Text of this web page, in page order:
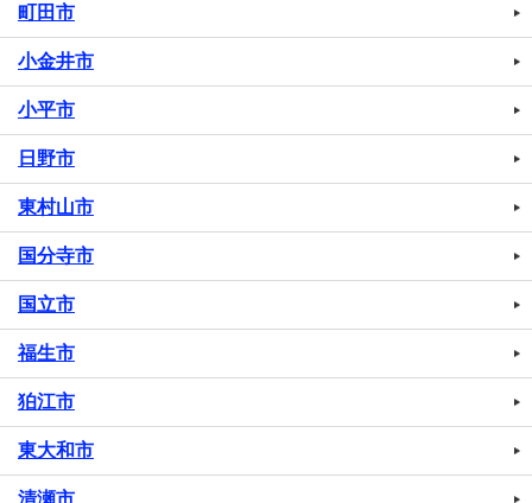
町田市
小金井市
小平市
日野市
東村山市
国分寺市
国立市
福生市
狛江市
東大和市
清瀬市